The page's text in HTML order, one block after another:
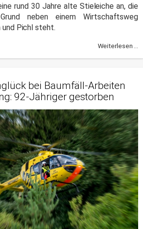
rund 30 Jahre alte Stieleiche an, die
neben einem Wirtschaftsweg
und Pichl steht.
Weiterlesen ...
bei Baumfäll-Arbeiten
92-Jähriger gestorben